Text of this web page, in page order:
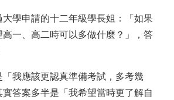
學申請的十二年級學長姐：「如果
一、高二時可以多做什麼？」，答
我應該更認真準備考試，多考幾
答案多半是「我希望當時更了解自